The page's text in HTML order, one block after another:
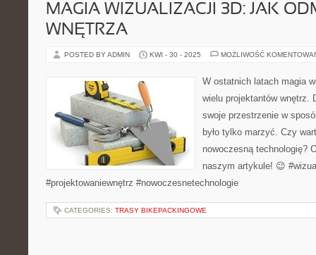
MAGIA WIZUALIZACJI 3D: JAK
WNĘTRZA
POSTED BY ADMIN KWI - 30 - 2025 MOŻLIWOŚĆ
W ostatnich latach magia
wielu projektantów wnętrz.
swoje przestrzenie w
było tylko marzyć. Czy
nowoczesną technologię?
naszym artykule! 😉
#projektowaniewnętrz #nowoczesnetechnologie
CATEGORIES: TRASY BIKEPACKINGOWE